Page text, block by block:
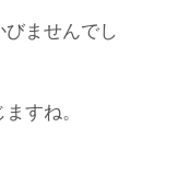
ませんでし
すね。